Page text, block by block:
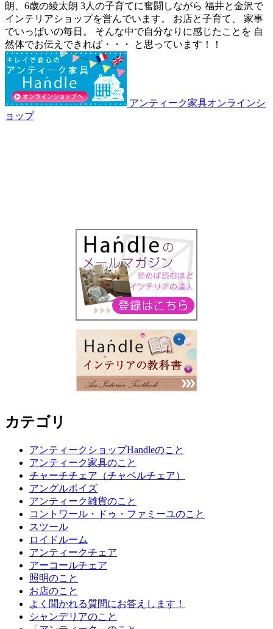
朗、6歳の綾太朗 3人の子育てに奮闘しながら 福井と金沢で
インテリアショップを営んでいます。 お店と子育て、 家事
でいっぱいの毎日。 そんな中で自分なりに感じたことを 自
然体でお伝えできれば・・・ と思っています！！
アンティーク家具オンラインシ
ョップ
カテゴリ
アンティークショップHandleのこと
アンティーク家具のこと
チャーチチェア（チャペルチェア）
アングルポイズ
アンティーク雑貨のこと
コントワール・ドゥ・ファミーユのこと
スツール
ロイドルーム
アンティークチェア
アーコールチェア
照明のこと
お店のこと
よく聞かれる質問にお答えします！
シャンデリアのこと